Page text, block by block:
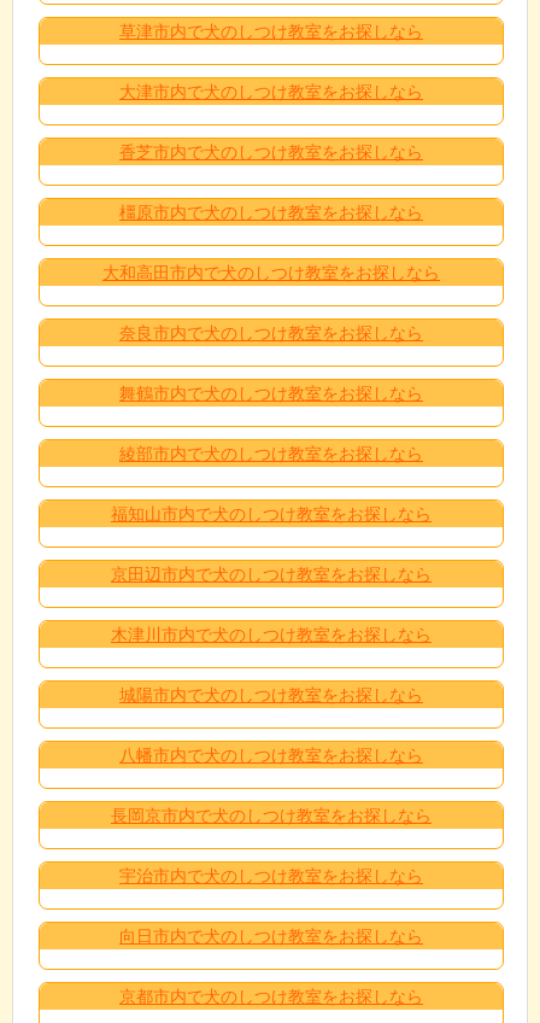
草津市内で犬のしつけ教室をお探しなら
大津市内で犬のしつけ教室をお探しなら
香芝市内で犬のしつけ教室をお探しなら
橿原市内で犬のしつけ教室をお探しなら
大和高田市内で犬のしつけ教室をお探しなら
奈良市内で犬のしつけ教室をお探しなら
舞鶴市内で犬のしつけ教室をお探しなら
綾部市内で犬のしつけ教室をお探しなら
福知山市内で犬のしつけ教室をお探しなら
京田辺市内で犬のしつけ教室をお探しなら
木津川市内で犬のしつけ教室をお探しなら
城陽市内で犬のしつけ教室をお探しなら
八幡市内で犬のしつけ教室をお探しなら
長岡京市内で犬のしつけ教室をお探しなら
宇治市内で犬のしつけ教室をお探しなら
向日市内で犬のしつけ教室をお探しなら
京都市内で犬のしつけ教室をお探しなら